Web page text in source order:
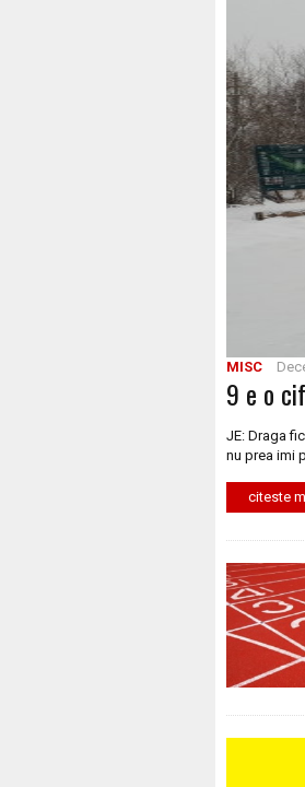
MISC
9 e o
JE: Draga
nu prea imi
citeste